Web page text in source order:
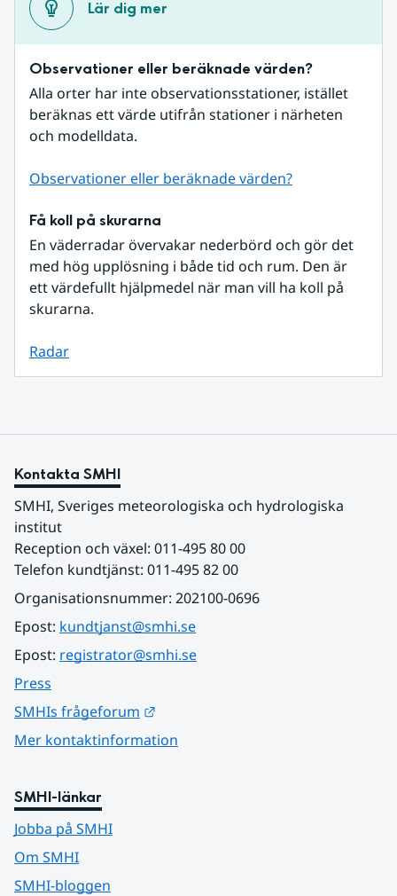
Lär dig mer
Observationer eller beräknade värden?
Alla orter har inte observationsstationer, istället
beräknas ett värde utifrån stationer i närheten
och modelldata.
Observationer eller beräknade värden?
Få koll på skurarna
En väderradar övervakar nederbörd och gör det
med hög upplösning i både tid och rum. Den är
ett värdefullt hjälpmedel när man vill ha koll på
skurarna.
Radar
Kontakta SMHI
SMHI, Sveriges meteorologiska och hydrologiska
institut
Reception och växel: 011-495 80 00
Telefon kundtjänst: 011-495 82 00
Organisationsnummer: 202100-0696
Epost: kundtjanst@smhi.se
Epost: registrator@smhi.se
Press
SMHIs frågeforum
Mer kontaktinformation
SMHI-länkar
Jobba på SMHI
Om SMHI
SMHI-bloggen